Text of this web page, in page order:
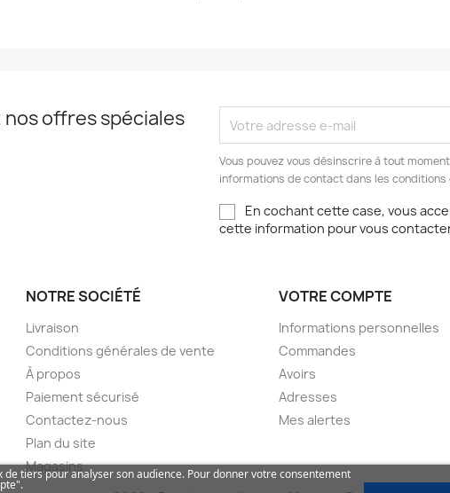
nos offres spéciales
Vous pouvez vous désinscrire à tout
informations de contact dans les
En cochant cette case, vous
cette information pour vous
NOTRE SOCIÉTÉ
Livraison
Conditions générales de vente
À propos
Paiement sécurisé
Contactez-nous
Plan du site
Magasins
VOTRE COMPTE
Informations personnelles
Commandes
Avoirs
Adresses
Mes alertes
tiers pour analyser son audience. Pour donner votre consentement